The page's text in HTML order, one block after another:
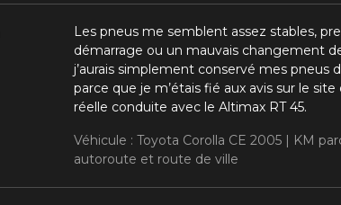
Les pneus me semblent assez stables,
démarrage ou un mauvais changement
j’aurais simplement conservé mes
parce que je m’étais fié aux avis sur le
réelle conduite avec le Altimax RT 45.
Véhicule : Toyota Corolla CE 2005 | KM
autoroute et route de ville